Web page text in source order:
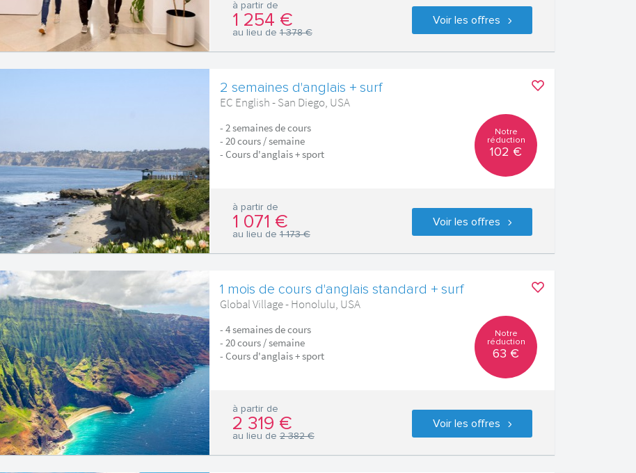
Voir les offres
à partir de
1 254 €
au lieu de1 378 €
2 semaines d'anglais + surf
EC English - San Diego, USA
- 2 semaines de cours
- 20 cours / semaine
- Cours d'anglais + sport
Notre
réduction
102 €
Voir les offres
à partir de
1 071 €
au lieu de1 173 €
1 mois de cours d'anglais standard + surf
Global Village - Honolulu, USA
- 4 semaines de cours
- 20 cours / semaine
- Cours d'anglais + sport
Notre
réduction
63 €
Voir les offres
à partir de
2 319 €
au lieu de2 382 €